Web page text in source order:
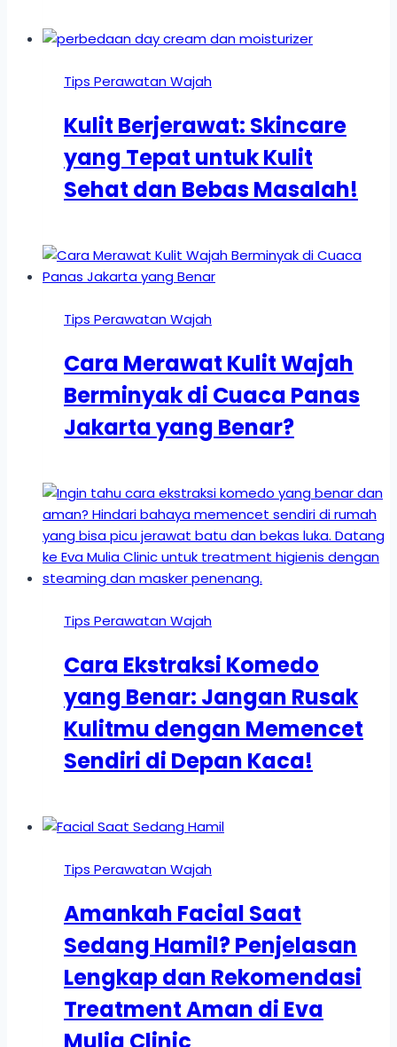
Tips Perawatan Wajah
Kulit Berjerawat: Skincare
yang Tepat untuk Kulit
Sehat dan Bebas Masalah!
Tips Perawatan Wajah
Cara Merawat Kulit Wajah
Berminyak di Cuaca Panas
Jakarta yang Benar?
Tips Perawatan Wajah
Cara Ekstraksi Komedo
yang Benar: Jangan Rusak
Kulitmu dengan Memencet
Sendiri di Depan Kaca!
Tips Perawatan Wajah
Amankah Facial Saat
Sedang Hamil? Penjelasan
Lengkap dan Rekomendasi
Treatment Aman di Eva
Mulia Clinic